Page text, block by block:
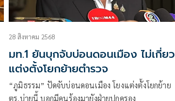
28 สิงหาคม 2568
มท.1 ยันบุกจับบ่อนดอนเมือง ไม่เกี่ยว
แต่งตั้งโยกย้ายตำรวจ
“ภูมิธรรม” ปัดจับบ่อนดอนเมือง โยงแต่งตั้งโยกย้าย
ตร.บ่ายนี้ บอกมีคนร้องมายังฝ่ายปกครอง